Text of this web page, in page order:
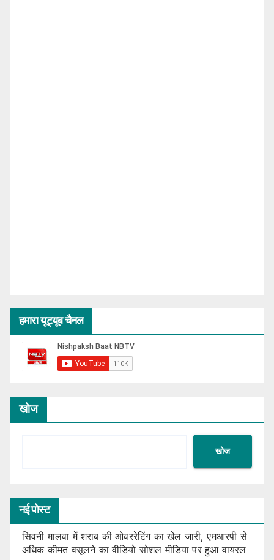
हमारा यूट्यूब चैनल
खोज
खोज
नई पोस्ट
सिवनी मालवा में शराब की ओवररेटिंग का खेल जारी, एमआरपी से
अधिक कीमत वसूलने का वीडियो सोशल मीडिया पर हुआ वायरल